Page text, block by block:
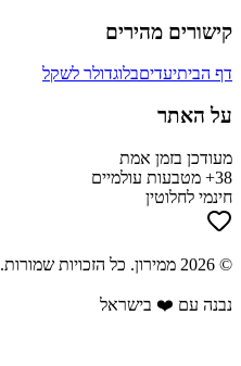
קישורים מהירים
דף הביתיעדיםבלוגדולר לשקל
על האתר
מעודכן בזמן אמת
38+ מטבעות עולמיים
חינמי לחלוטין
©
2026 ממירון. כל הזכויות שמורות.
נבנה עם ❤️ בישראל